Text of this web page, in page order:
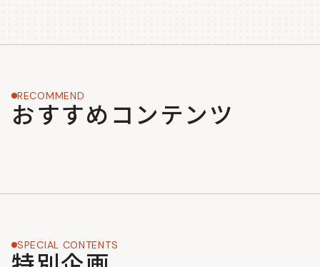
RECOMMEND
おすすめコンテンツ
SPECIAL CONTENTS